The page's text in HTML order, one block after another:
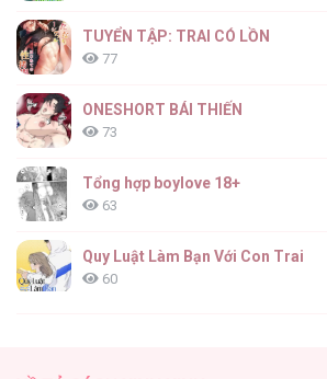
TUYỂN TẬP: TRAI CÓ LỒN
77
ONESHORT BÁI THIẾN
73
Tổng hợp boylove 18+
63
Quy Luật Làm Bạn Với Con Trai
60